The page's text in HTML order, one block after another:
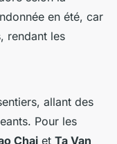
en été, car
rendant les
allant des
Pour les
Chai et Ta Van